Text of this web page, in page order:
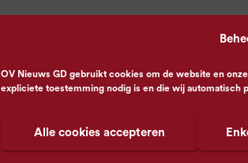
OV Nieuws GD gebruikt cookies om de website en
expliciete toestemming nodig is en die wij automatisch
Alle cookies accepteren
© OV Nieuws GD -Privacyverklaring